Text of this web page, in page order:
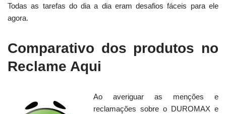
Todas as tarefas do dia a dia eram desafios fáceis para ele
agora.
Comparativo dos produtos no
Reclame Aqui
Ao averiguar as menções e
reclamações sobre o DUROMAX e